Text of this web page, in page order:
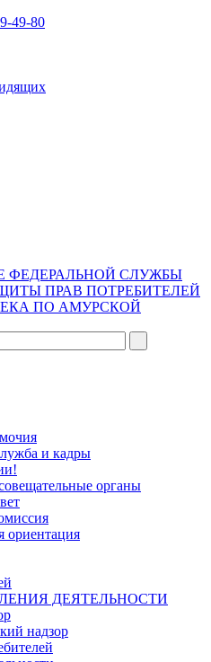
49-80
ФЕДЕРАЛЬНОЙ СЛУЖБЫ
ПРАВ ПОТРЕБИТЕЛЕЙ
ПО АМУРСКОЙ
и кадры
органы
ориентация
ДЕЯТЕЛЬНОСТИ
надзор